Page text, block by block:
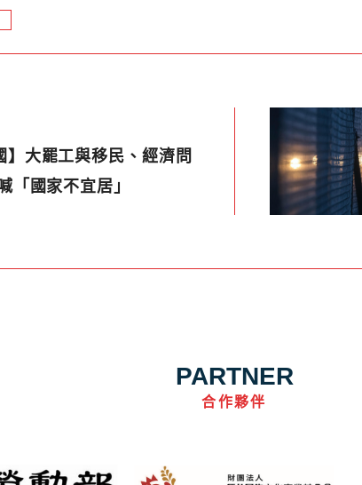
】大罷工與移民、經濟問
「國家不宜居」
PARTNER
合作夥伴